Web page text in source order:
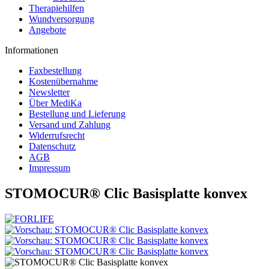
Therapiehilfen
Wundversorgung
Angebote
Informationen
Faxbestellung
Kostenübernahme
Newsletter
Über MediKa
Bestellung und Lieferung
Versand und Zahlung
Widerrufsrecht
Datenschutz
AGB
Impressum
STOMOCUR® Clic Basisplatte konvex